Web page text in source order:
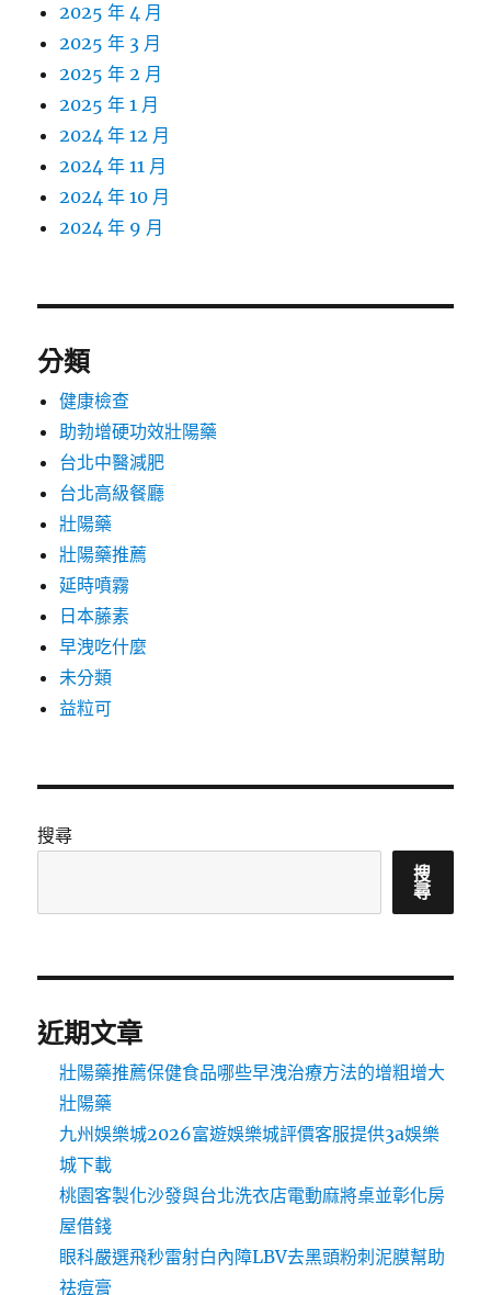
2025 年 4 月
2025 年 3 月
2025 年 2 月
2025 年 1 月
2024 年 12 月
2024 年 11 月
2024 年 10 月
2024 年 9 月
分類
健康檢查
助勃增硬功效壯陽藥
台北中醫減肥
台北高級餐廳
壯陽藥
壯陽藥推薦
延時噴霧
日本藤素
早洩吃什麼
未分類
益粒可
搜尋
搜
尋
近期文章
壯陽藥推薦保健食品哪些早洩治療方法的增粗增大
壯陽藥
九州娛樂城2026富遊娛樂城評價客服提供3a娛樂
城下載
桃園客製化沙發與台北洗衣店電動麻將桌並彰化房
屋借錢
眼科嚴選飛秒雷射白內障LBV去黑頭粉刺泥膜幫助
祛痘膏